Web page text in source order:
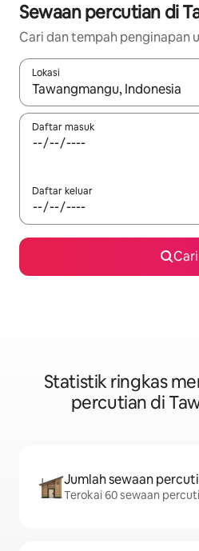
Sewaan percutian di
Cari dan tempah penginapan
Lokasi
Apabila hasil tersedia, navigasi
Daftar masuk
Daftar keluar
Cari
Statistik ringkas
percutian di
Jumlah sewaan
Terokai 60 sewaan